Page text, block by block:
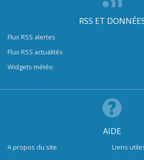
RSS ET
Flux RSS alertes
Flux RSS actualités
Widgets météo
AIDE
A propos du site
Liens